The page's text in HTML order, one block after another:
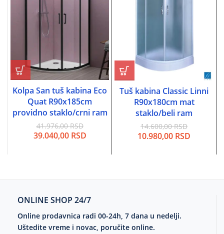
Kolpa San tuš kabina Eco
Quat R90x185cm
providno staklo/crni ram
41.976,00RSD
Originalna
39.040,00 RSDTrenutna
Tuš kabina Classic Linni
R90x180cm mat
staklo/beli ram
14.600,00RSD
Originalna
10.980,00 RSD
ONLINE SHOP 24/7
Online prodavnica radi 00-24h, 7 dana u nedelji.
Uštedite vreme i novac, poručite online.